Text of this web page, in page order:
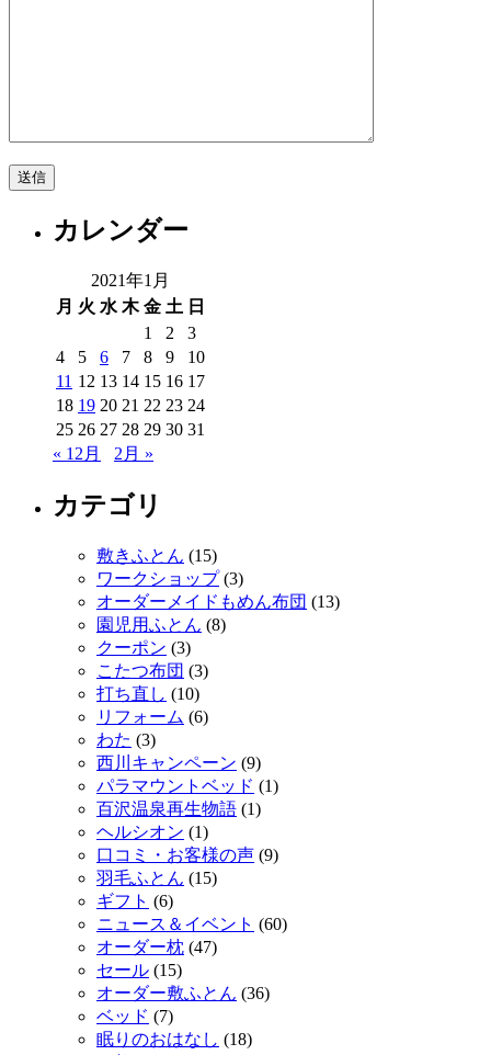
カレンダー
2021年1月
月 火 水 木 金 土 日
1
2
3
4
5 6 7 8 9
10
11 12 13 14 15 16 17
18 19 20 21 22 23 24
25 26 27 28 29 30 31
« 12月
2月 »
カテゴリ
敷きふとん (15)
ワークショップ(3)
オーダーメイドもめん布団 (13)
園児用ふとん (8)
クーポン (3)
こたつ布団 (3)
打ち直し (10)
リフォーム (6)
わた (3)
西川キャンペーン (9)
パラマウントベッド (1)
百沢温泉再生物語 (1)
ヘルシオン (1)
口コミ・お客様の声 (9)
羽毛ふとん (15)
ギフト (6)
ニュース＆イベント (60)
オーダー枕 (47)
セール (15)
オーダー敷ふとん (36)
ベッド (7)
眠りのおはなし (18)